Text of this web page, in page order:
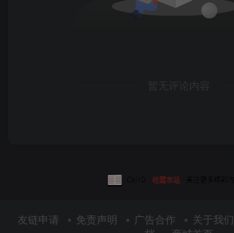
暂无评论内容
友链申请 免责声明 广告合作 关于我们